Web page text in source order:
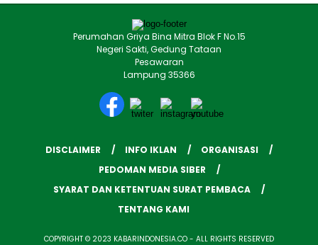
Perumahan Griya Bina Mitra Blok F No.15
Negeri Sakti, Gedung Tataan
Pesawaran
Lampung 35366
DISCLAIMER INFO IKLAN
ORGANISASI
PEDOMAN MEDIA SIBER
SYARAT DAN KETENTUAN SURAT PEMBACA
TENTANG KAMI
COPYRIGHT © 2023 KABARINDONESIA.CO - ALL RIGHTS RESERVED